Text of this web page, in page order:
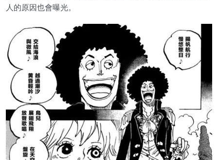
人的原因也會曝光。